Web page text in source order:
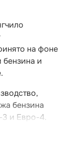
на фоне
бензина и
бензина
3 и Евро-4.